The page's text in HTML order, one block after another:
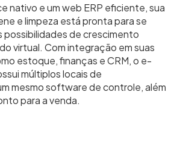
nativo e um web ERP eficiente, sua
e limpeza está pronta para se
possibilidades de crescimento
virtual. Comintegração em suas
estoque, finanças e CRM, o e-
múltiplos locais de
mesmo software de controle, além
para a venda.